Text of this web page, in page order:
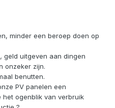
minder een beroep doen op
geld uitgeven aan dingen
onzeker zijn.
benutten.
PV panelen een
het ogenblik van verbruik